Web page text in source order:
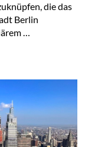
die das
Berlin
…
bis 26.Oktober 2023“